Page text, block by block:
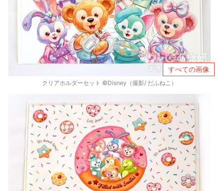
すべての画像
クリアホルダーセット ©Disney（撮影/ だふねこ）